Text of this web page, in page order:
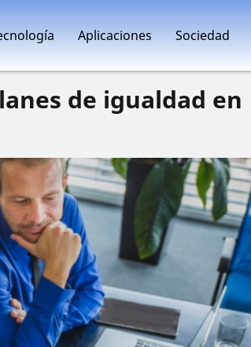
Aplicaciones Sociedad
de igualdad en